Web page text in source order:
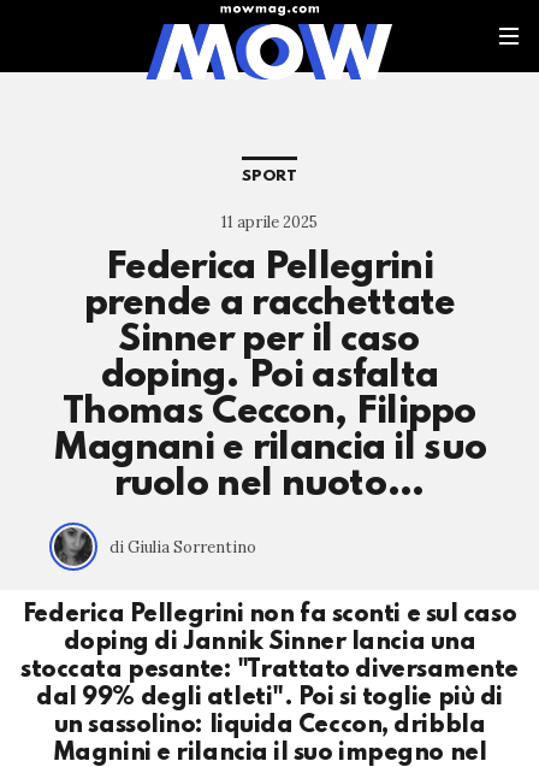
SPORT
11 aprile 2025
Federica Pellegrini
prende a racchettate
Sinner per il caso
doping. Poi asfalta
Thomas Ceccon, Filippo
Magnani e rilancia il suo
ruolo nel nuoto…
di Giulia Sorrentino
Federica Pellegrini non fa sconti e sul caso
doping di Jannik Sinner lancia una
stoccata pesante: "Trattato diversamente
dal 99% degli atleti". Poi si toglie più di
un sassolino: liquida Ceccon, dribbla
Magnini e rilancia il suo impegno nel